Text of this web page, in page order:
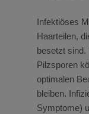
Infektiöses
Haarteilen,
besetzt sind.
Pilzsporen
optimalen
bleiben.
Symptome)